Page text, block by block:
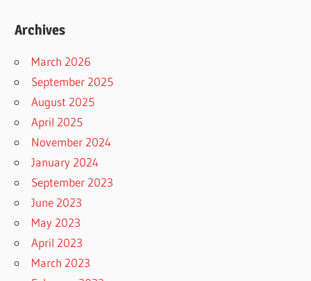
Archives
March 2026
September 2025
August 2025
April 2025
November 2024
January 2024
September 2023
June 2023
May 2023
April 2023
March 2023